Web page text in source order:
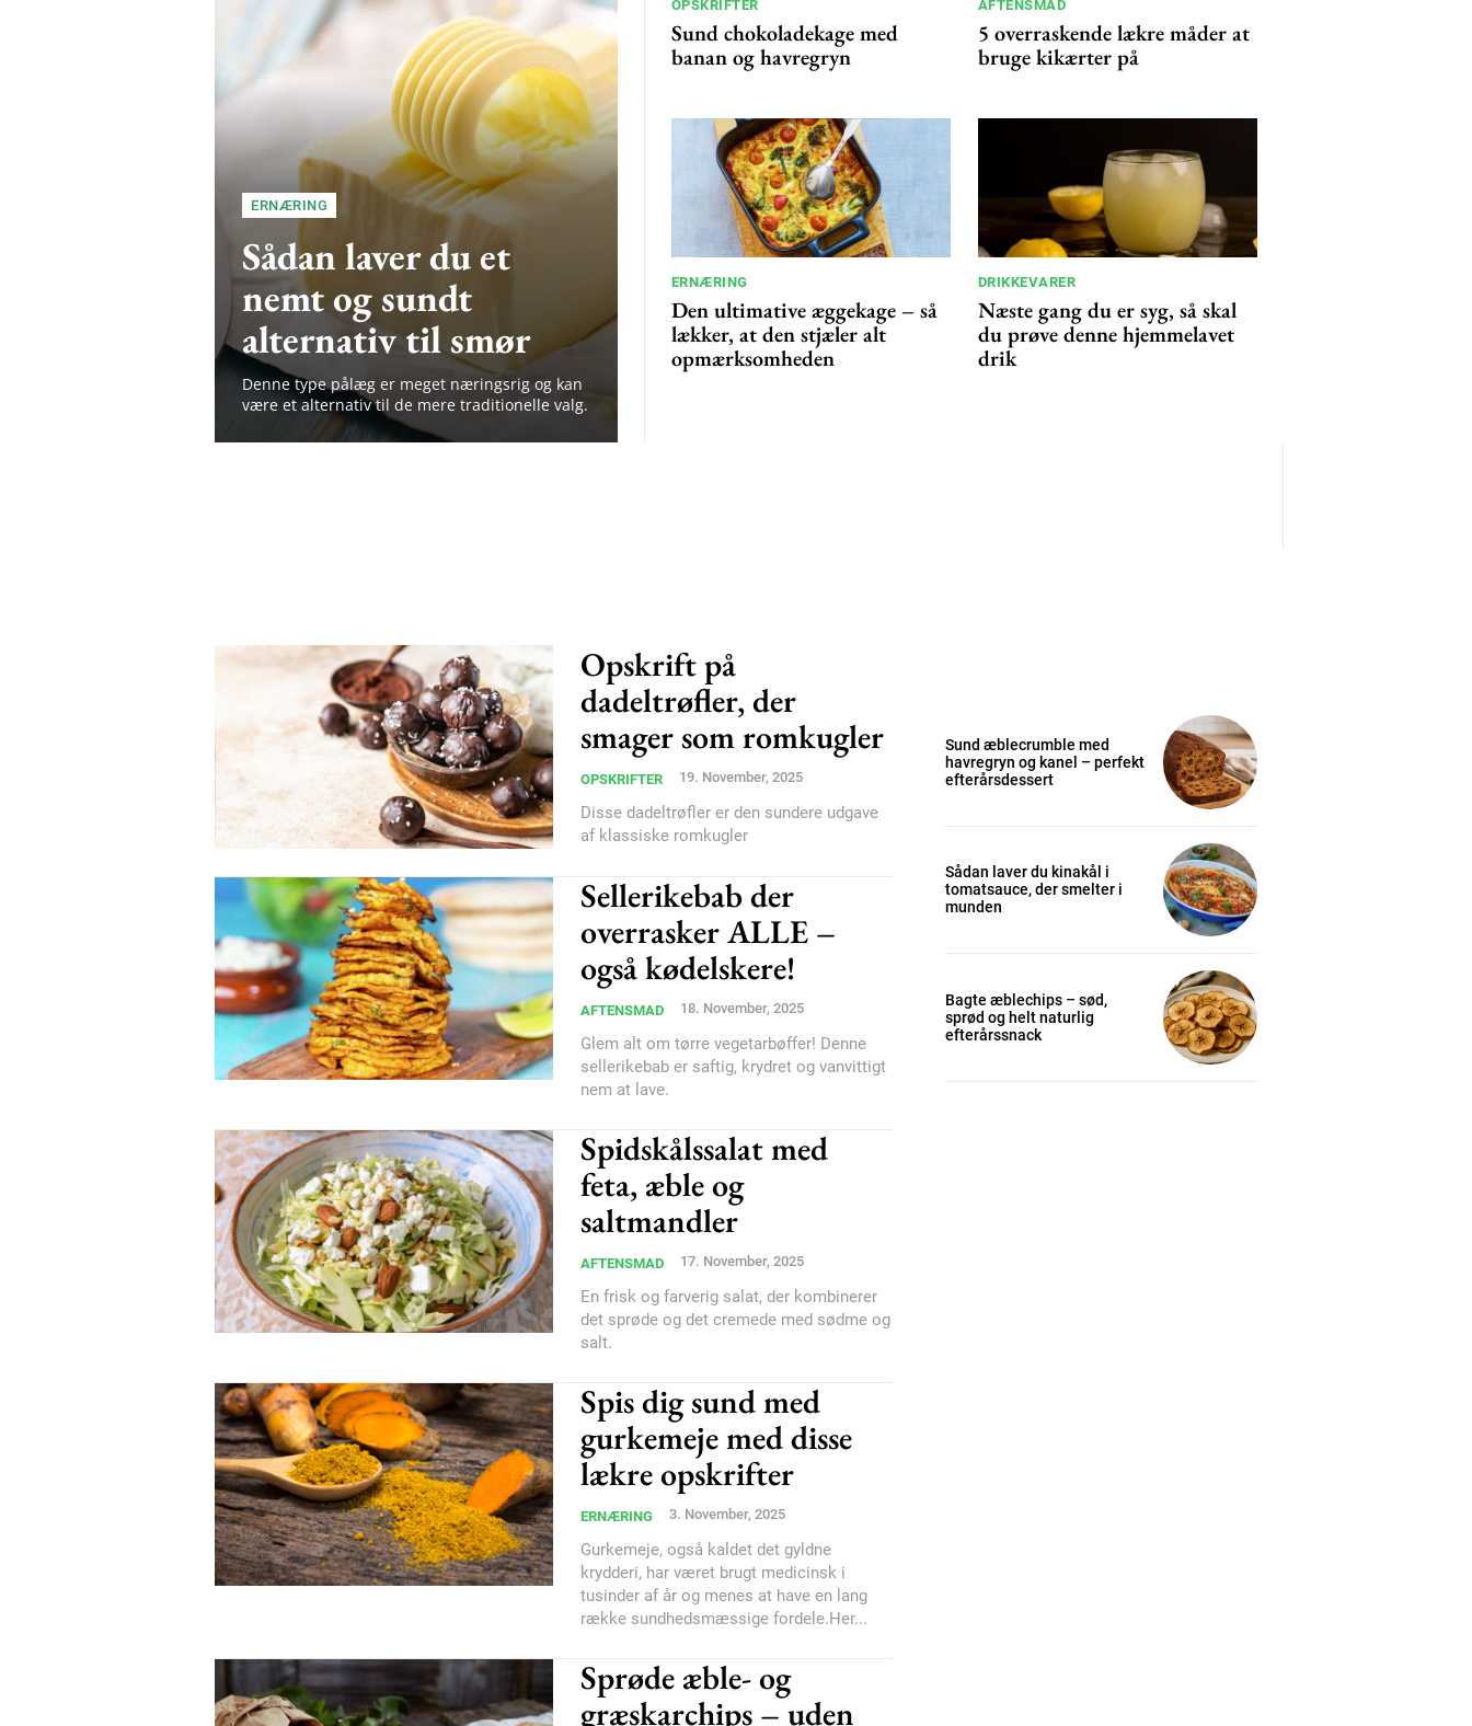
Subscription Plans
Free limited access
Gratis / forever
Etiam est nibh, lobortis sit
Praesent euismod ac
Ut mollis pellentesque tortor
Orci varius natoque dolor
Member full access
100
Praesent euismod ac
Ut mollis pellentesque tortor
ERNÆRING
Sådan laver du et
nemt og sundt
alternativ til smør
Denne type pålæg er meget næringsrig og kan
være et alternativ til de mere traditionelle valg.
OPSKRIFTER
Sund chokoladekage med
banan og havregryn
AFTENSMAD
5 overraskende lækre måder at
bruge kikærter på
ERNÆRING
Den ultimative æggekage – så
lækker, at den stjæler alt
opmærksomheden
DRIKKEVARER
Næste gang du er syg, så skal
du prøve denne hjemmelavet
drik
Opskrift på
dadeltrøfler, der
smager som romkugler
OPSKRIFTER 19. November, 2025
Disse dadeltrøfler er den sundere udgave
af klassiske romkugler
Sellerikebab der
overrasker ALLE –
også kødelskere!
AFTENSMAD 18. November, 2025
Glem alt om tørre vegetarbøffer! Denne
sellerikebab er saftig, krydret og vanvittigt
nem at lave.
Spidskålssalat med
feta, æble og
saltmandler
AFTENSMAD 17. November, 2025
En frisk og farverig salat, der kombinerer
det sprøde og det cremede med sødme og
salt.
Spis dig sund med
gurkemeje med disse
lækre opskrifter
ERNÆRING 3. November, 2025
Gurkemeje, også kaldet det gyldne
krydderi, har været brugt medicinsk i
tusinder af år og menes at have en lang
række sundhedsmæssige fordele.Her...
Sprøde æble- og
græskarchips – uden
Sund æblecrumble med
havregryn og kanel – perfekt
efterårsdessert
Sådan laver du kinakål i
tomatsauce, der smelter i
munden
Bagte æblechips – sød,
sprød og helt naturlig
efterårssnack